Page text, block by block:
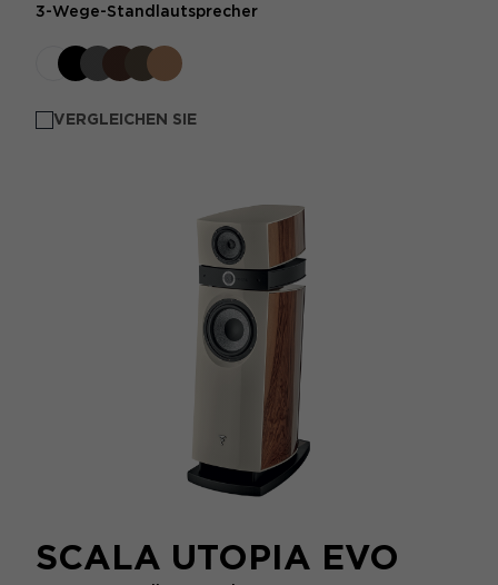
3-Wege-Standlautsprecher
VERGLEICHEN SIE
SCALA UTOPIA EVO